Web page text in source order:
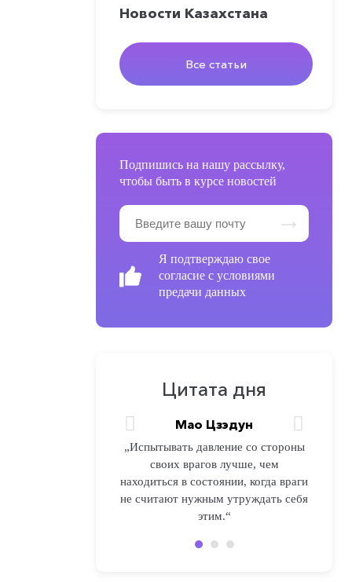
Новости Казахстана
Все статьи
Подпишись на нашу рассылку,
чтобы быть в курсе новостей
Я подтверждаю свое
согласие с условиями
предачи данных
Цитата дня
Мао Цзэдун
„Испытывать давление со стороны
своих врагов лучше, чем
находиться в состоянии, когда враги
не считают нужным утруждать себя
этим.“
Мао Цзэдун
„Испытывать давление со стороны
своих врагов лучше, чем
находиться в состоянии, когда враги
не считают нужным утруждать себя
этим. 2“
Мао Цзэдун
„Испытывать давление со стороны
своих врагов лучше, чем
находиться в состоянии, когда враги
не считают нужным утруждать себя
этим. 3“